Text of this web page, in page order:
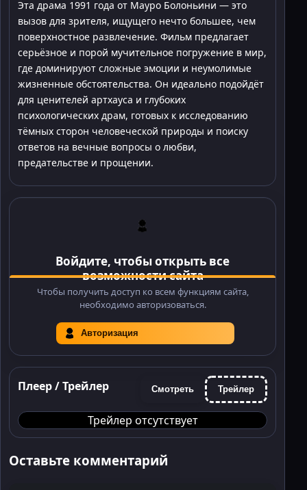
Эта драма 1991 года от Мауро Болоньини — это
вызов для зрителя, ищущего нечто большее, чем
поверхностное развлечение. Фильм предлагает
серьёзное и порой мучительное погружение в мир,
где доминируют сложные эмоции и неумолимые
жизненные обстоятельства. Он идеально подойдёт
для ценителей артхауса и глубоких
психологических драм, готовых к исследованию
тёмных сторон человеческой природы и поиску
ответов на вечные вопросы о любви,
предательстве и прощении.
Войдите, чтобы открыть все
возможности сайта
Чтобы получить доступ ко всем функциям сайта,
необходимо авторизоваться.
Авторизация
Плеер / Трейлер Смотреть Трейлер
Трейлер отсутствует
Оставьте комментарий